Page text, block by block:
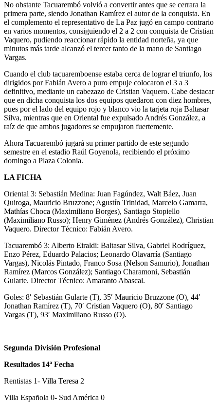
No obstante Tacuarembó volvió a convertir antes que se cerrara la
primera parte, siendo Jonathan Ramírez el autor de la conquista. En
el complemento el representativo de La Paz jugó en campo contrario
en varios momentos, consiguiendo el 2 a 2 con conquista de Cristian
Vaquero, pudiendo reaccionar rápido la entidad norteña, ya que
minutos más tarde alcanzó el tercer tanto de la mano de Santiago
Vargas.
Cuando el club tacuaremboense estaba cerca de lograr el triunfo, los
dirigidos por Fabián Avero a puro empuje colocaron el 3 a 3
definitivo, mediante un cabezazo de Cristian Vaquero. Cabe destacar
que en dicha conquista los dos equipos quedaron con diez hombres,
pues por el lado del equipo rojo y blanco vio la tarjeta roja Baltasar
Silva, mientras que en Oriental fue expulsado Andrés González, a
raíz de que ambos jugadores se empujaron fuertemente.
Ahora Tacuarembó jugará su primer partido de este segundo
semestre en el estadio Raúl Goyenola, recibiendo el próximo
domingo a Plaza Colonia.
LA FICHA
Oriental 3: Sebastián Medina: Juan Fagúndez, Walt Báez, Juan
Quiroga, Mauricio Bruzzone; Agustín Trinidad, Marcelo Gamarra,
Mathías Choca (Maximiliano Borges), Santiago Stopiello
(Maximiliano Russo); Henry Giménez (Andrés González), Christian
Vaquero. Director Técnico: Fabián Avero.
Tacuarembó 3: Alberto Eiraldi: Baltasar Silva, Gabriel Rodríguez,
Enzo Pérez, Eduardo Palacios; Leonardo Olavarría (Santiago
Vargas), Nicolás Pintado, Franco Sosa (Nelson Samurio), Jonathan
Ramírez (Marcos González); Santiago Charamoni, Sebastián
Gularte. Director Técnico: Amaranto Abascal.
Goles: 8′ Sebastián Gularte (T), 35′ Mauricio Bruzzone (O), 44′
Jonathan Ramírez (T), 70′ Cristian Vaquero (O), 80′ Santiago
Vargas (T), 93′ Maximiliano Russo (O).
Segunda División Profesional
Resultados 14ª Fecha
Rentistas 1- Villa Teresa 2
Villa Española 0- Sud América 0